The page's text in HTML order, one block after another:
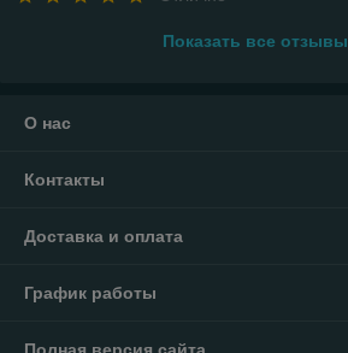
Показать все отзывы
О нас
Контакты
Доставка и оплата
График работы